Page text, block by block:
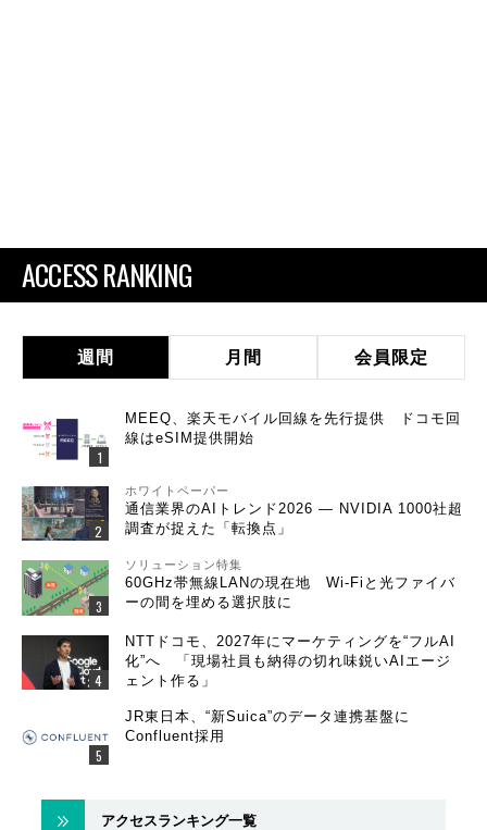
ACCESS RANKING
週間 月間 会員限定
MEEQ、楽天モバイル回線を先行提供 ドコモ回
線はeSIM提供開始
ホワイトペーパー
通信業界のAIトレンド2026 ― NVIDIA 1000社超
調査が捉えた「転換点」
ソリューション特集
60GHz帯無線LANの現在地 Wi-Fiと光ファイバ
ーの間を埋める選択肢に
NTTドコモ、2027年にマーケティングを“フルAI
化”へ 「現場社員も納得の切れ味鋭いAIエージ
ェント作る」
JR東日本、“新Suica”のデータ連携基盤に
Confluent採用
アクセスランキング一覧